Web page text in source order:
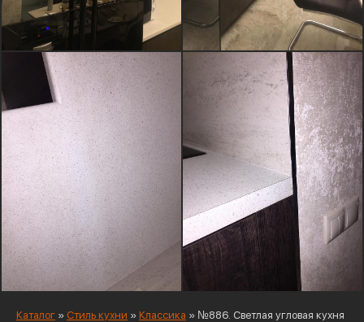
Каталог » Стиль кухни » Классика » №886. Светлая угловая кухня